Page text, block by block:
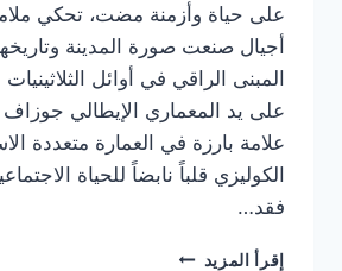
على حياة وأزمنة مضت، تحكي
أجيال صنعت صورة المدينة
على يد المعماري الإيطالي جوزاف
علامة بارزة في العمارة متعددة
الكوليزي قلباً نابضاً للحياة
فقد…
إقرأ المزيد مبنى